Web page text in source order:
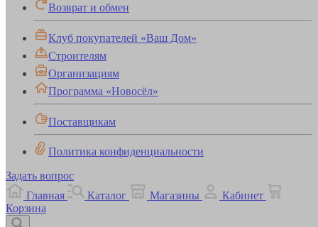
Возврат и обмен
Клуб покупателей «Ваш Дом»
Строителям
Организациям
Программа «Новосёл»
Поставщикам
Политика конфиденциальности
Задать вопрос
Главная
Каталог Магазины
Кабинет
Корзина